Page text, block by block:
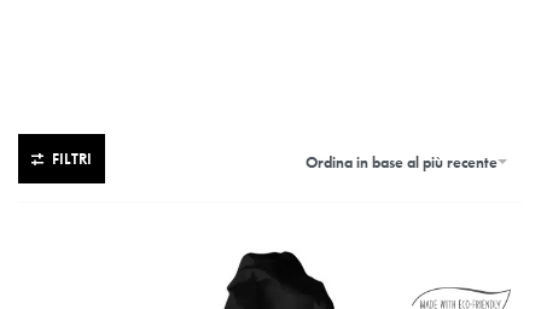
Ordina in base al più recente
FILTRI